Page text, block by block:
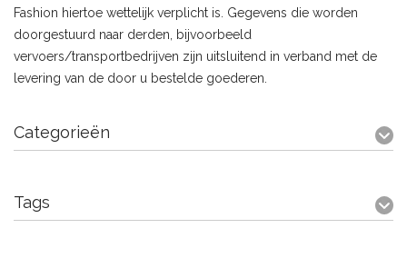
Fashion hiertoe wettelijk verplicht is. Gegevens die worden
doorgestuurd naar derden, bijvoorbeeld
vervoers/transportbedrijven zijn uitsluitend in verband met de
levering van de door u bestelde goederen.
Categorieën
Tags